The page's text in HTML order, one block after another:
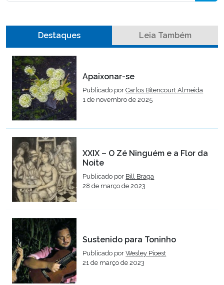
Destaques Leia Também
Apaixonar-se
Publicado porCarlos Bitencourt Almeida
1 de novembro de 2025
XXIX – O Zé Ninguém e a Flor da
Noite
Publicado por Bill Braga
28 de março de 2023
Sustenido para Toninho
Publicado porWesley Pioest
21 de março de 2023